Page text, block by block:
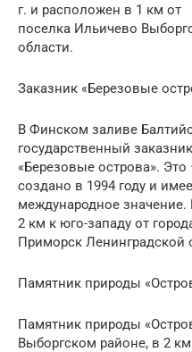
г. и расположен в 1 км от
поселка Ильичево
области.
Заказник «Березовые
В Финском заливе
государственный заказник
«Березовые острова».
создано в 1994 году и
международное значение.
2 км к юго-западу от
Приморск Ленинградской
Памятник природы
Памятник природы
Выборгском районе, в 2